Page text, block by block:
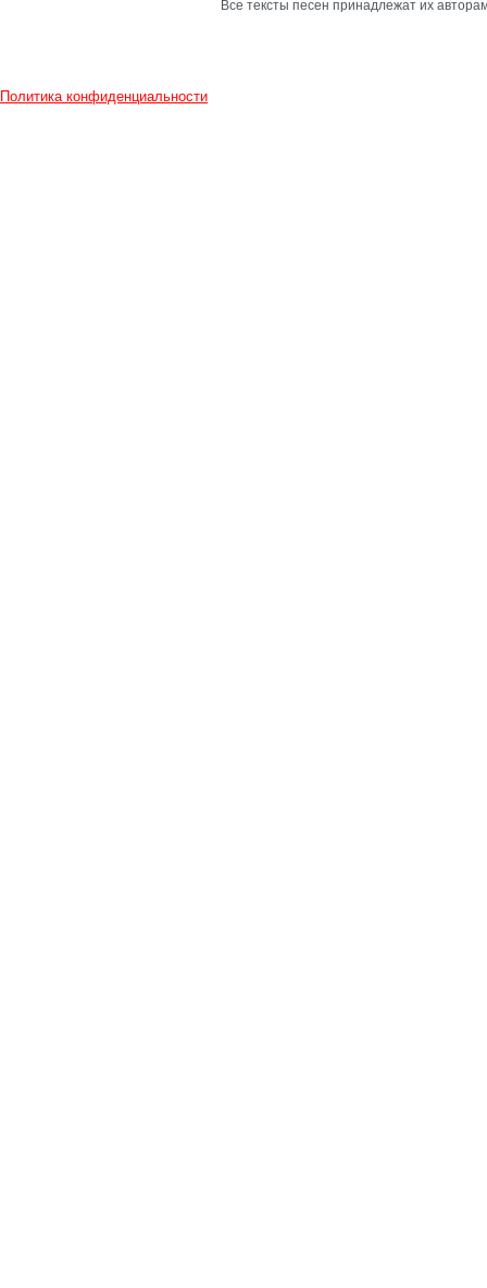
Все тексты песен принадлежат их
Политика конфиденциальности